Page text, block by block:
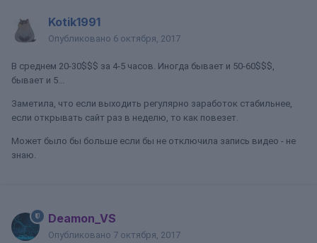
Kotik1991
Опубликовано 6 октября, 2017
В среднем 20-30$$$ за 4-5 часов. Иногда бывает и 50-60$$$,
бывает и 5...
Заметила, что если выходить регулярно заработок стабильнее,
если открывать сайт раз в неделю, то как повезет.
Может было бы больше если бы не отключила запись видео - не
знаю.
Deamon_VS
Опубликовано 7 октября, 2017